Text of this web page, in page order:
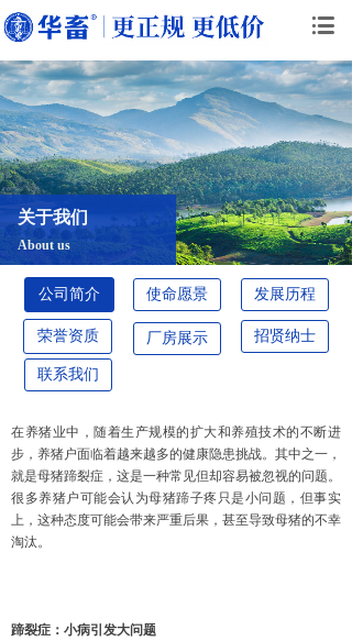
About us
关于我们
公司简介 发展历程
厂房展示
使命愿景
联系我们
招贤纳士
荣誉资质
在养猪业中，随着生产规模的扩大和养殖技术的不断进
步，养猪户面临着越来越多的健康隐患挑战。其中之一，
就是母猪蹄裂症，这是一种常见但却容易被忽视的问题。
很多养猪户可能会认为母猪蹄子疼只是小问题，但事实
上，这种态度可能会带来严重后果，甚至导致母猪的不幸
淘汰。
蹄裂症：小病引发大问题